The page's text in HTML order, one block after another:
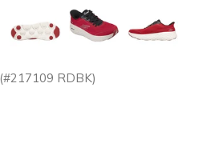
(#217109 RDBK)